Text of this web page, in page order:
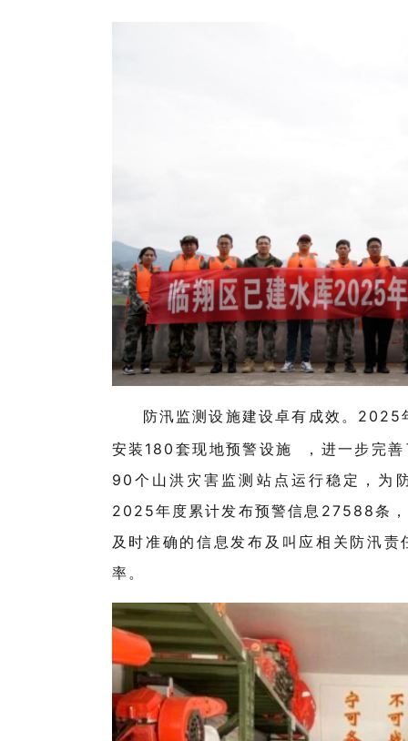
防汛监测设施建设卓有成效。 2025
安装 180 套现地预警设施
，进一步完
90 个山洪灾害监测站点运行稳定，为
2025年度累计发布预警信息 27588条
及时准确的信息发布及叫应相关防汛
率。